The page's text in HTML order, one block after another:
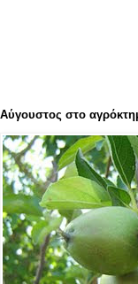
Αύγουστος στο